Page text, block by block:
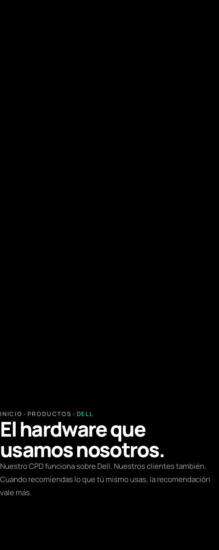
INICIO › PRODUCTOS › DELL
El hardware que
usamos nosotros.
Nuestro CPD funciona sobre Dell. Nuestros clientes también.
Cuando recomiendas lo que tú mismo usas, la recomendación
vale más.